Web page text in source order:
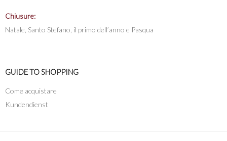
Chiusure:
Natale, Santo Stefano, il primo dell’anno e Pasqua
GUIDE TO SHOPPING
Come acquistare
Kundendienst